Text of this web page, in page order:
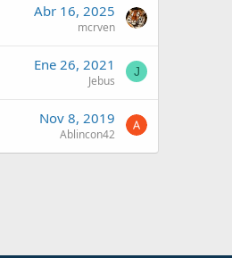
Abr 16, 2025
mcrven
Ene 26, 2021
Jebus
J
Nov 8, 2019
Ablincon42